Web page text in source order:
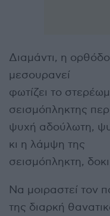
Διαμάντι, η
μεσουρανεί
φωτίζει το
σεισμόπληκτης
ψυχή αδούλωτη,
κι η λάμψη της
σεισμόπληκτη,
Να μοιραστεί τον
της διαρκή